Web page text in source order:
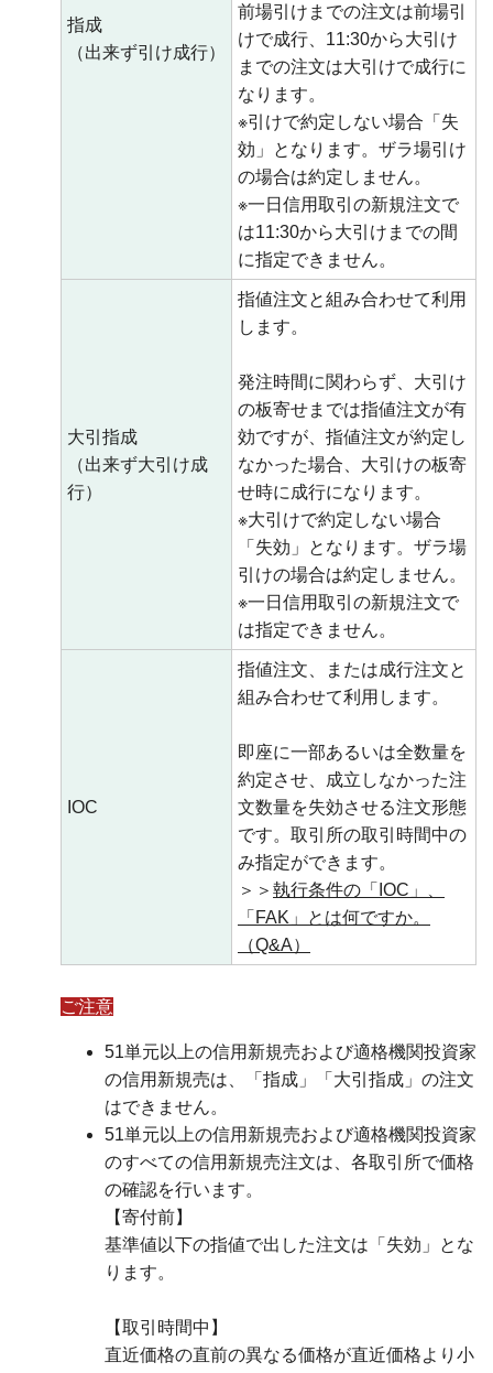
指成
（出来ず引け成行）
前場引けまでの注文は前場引
けで成行、11:30から大引け
までの注文は大引けで成行に
なります。
※引けで約定しない場合「失
効」となります。ザラ場引け
の場合は約定しません。
※一日信用取引の新規注文で
は11:30から大引けまでの間
に指定できません。
大引指成
（出来ず大引け成
行）
指値注文と組み合わせて利用
します。
発注時間に関わらず、大引け
の板寄せまでは指値注文が有
効ですが、指値注文が約定し
なかった場合、大引けの板寄
せ時に成行になります。
※大引けで約定しない場合
「失効」となります。ザラ場
引けの場合は約定しません。
※一日信用取引の新規注文で
は指定できません。
IOC
指値注文、または成行注文と
組み合わせて利用します。
即座に一部あるいは全数量を
約定させ、成立しなかった注
文数量を失効させる注文形態
です。取引所の取引時間中の
み指定ができます。
＞＞ 執行条件の「IOC」、
「FAK」とは何ですか。
（Q&A）
ご注意
51単元以上の信用新規売および適格機関投資家
の信用新規売は、「指成」「大引指成」の注文
はできません。
51単元以上の信用新規売および適格機関投資家
のすべての信用新規売注文は、各取引所で価格
の確認を行います。
【寄付前】
基準値以下の指値で出した注文は「失効」とな
ります。
【取引時間中】
直近価格の直前の異なる価格が直近価格より小